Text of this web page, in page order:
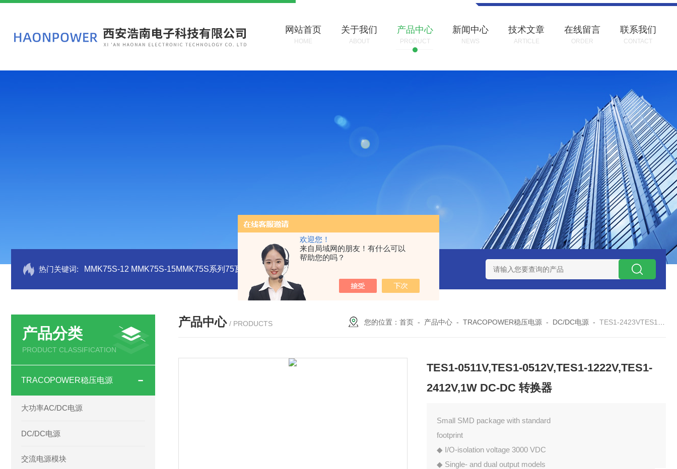
欢迎您！
来自局域网的朋友！有什么可以
帮助您的吗？
网站首页
HOME
关于我们
ABOUT
产品中心
PRODUCT
新闻中心
NEWS
技术文章
ARTICLE
在线留言
ORDER
联系我们
CONTACT
热门关键词: MMK75S-12 MMK75S-15MMK75S系列75瓦稳压电源MMK75S-24 MMK150S-15 MMK150S-5150W系列开关电源MMK150S-24 MMK150S-12 MMK320S-12
产品分类
PRODUCT CLASSIFICATION
TRACOPOWER稳压电源
大功率AC/DC电源
DC/DC电源
交流电源模块
产品中心 / PRODUCTS 您的位置：首页 - 产品中心 -TRACOPOWER稳压电源 - DC/DC电源 -TES1-2423VTES1-0511V,TES1-0512V,TES1-1222V,TES1-2412V,1W DC-DC 转换器
TES1-0511V,TES1-0512V,TES1-1222V,TES1-
2412V,1W DC-DC 转换器
Small SMD package with standard
footprint
◆ I/O-isolation voltage 3000 VDC
◆ Single- and dual output models